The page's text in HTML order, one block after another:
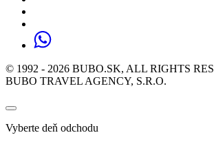
© 1992 - 2026 BUBO.SK, ALL RIGHTS
BUBO TRAVEL AGENCY, S.R.O.
Vyberte deň odchodu